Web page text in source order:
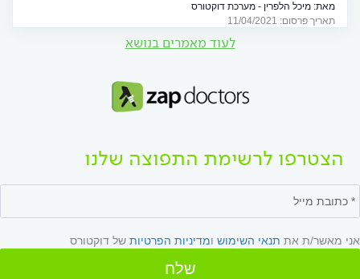
לשמור על עצמכם ועל היקרים לכם
מאת: מיכל הלפרין - מערכת דוקטורס
תאריך פרסום: 11/04/2021
לעוד מאמרים בנושא
הצטרפו לרשימת התפוצה שלנו
אני מאשר/ת את תנאי השימוש ומדיניות הפרטיות של דוקטורס
שלח